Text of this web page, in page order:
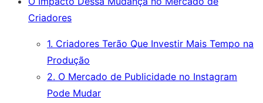
Criadores
1. Criadores Terão Que Investir Mais Tempo na
Produção
2. O Mercado de Publicidade no Instagram
Pode Mudar